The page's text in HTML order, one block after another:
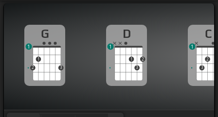
G
2
1
3
1
D
1
3
2
1
C
3
2
1